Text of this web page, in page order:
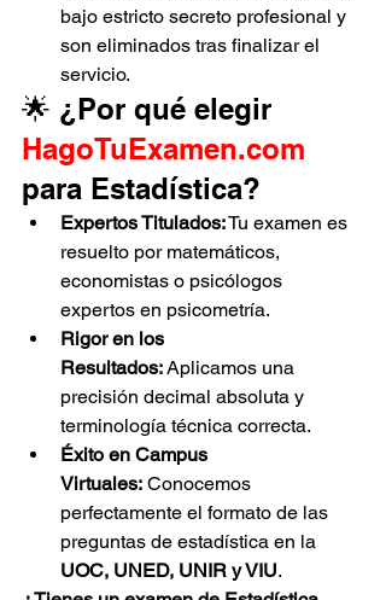
bajo estricto secreto profesional y
son eliminados tras finalizar el
servicio.
🌟 ¿Por qué elegir
HagoTuExamen.com
para Estadística?
Expertos Titulados: Tu examen es
resuelto por matemáticos,
economistas o psicólogos
expertos en psicometría.
Rigor en los
Resultados: Aplicamos una
precisión decimal absoluta y
terminología técnica correcta.
Éxito en Campus
Virtuales: Conocemos
perfectamente el formato de las
preguntas de estadística en la
UOC, UNED, UNIR y VIU.